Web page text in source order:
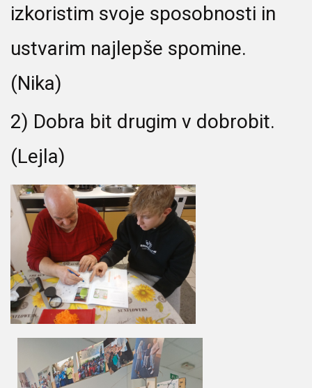
izkoristim svoje sposobnosti in
ustvarim najlepše spomine.
(Nika)
2) Dobra bit drugim v dobrobit.
(Lejla)